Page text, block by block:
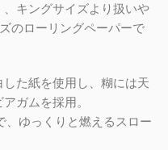
キングサイズより扱いや
のローリングペーパーで
た紙を使用し、糊には天
ガムを採用。
ゆっくりと燃えるスロー